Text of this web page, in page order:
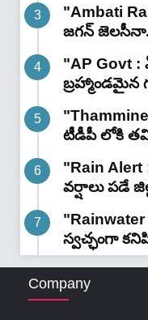
"Ambati
జగన్
"AP Govt :
బ్రహ్మాండమైన
టీడీపీ లోకి
"Rain Alert
వర్షాలు పడే
"Rainwater
స్వచ్ఛంగా
Company